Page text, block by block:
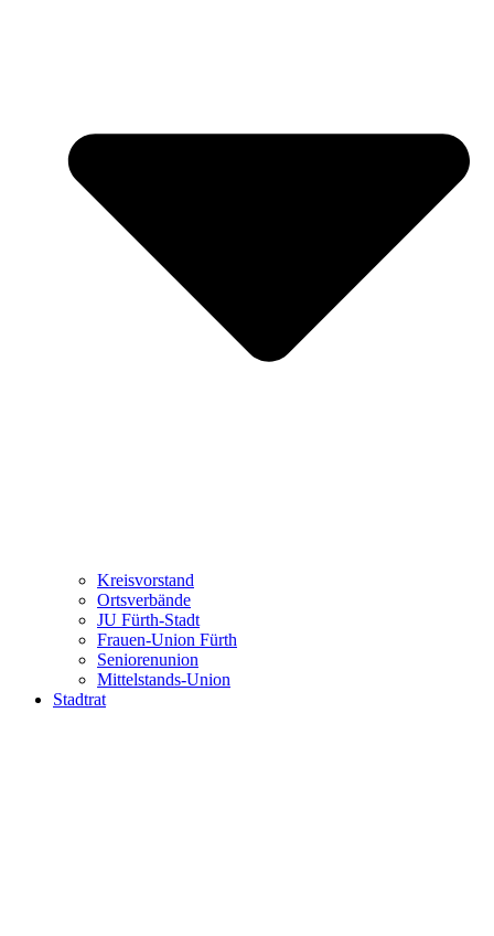
Kreisvorstand
Ortsverbände
JU Fürth-Stadt
Frauen-Union Fürth
Seniorenunion
Mittelstands-Union
Stadtrat